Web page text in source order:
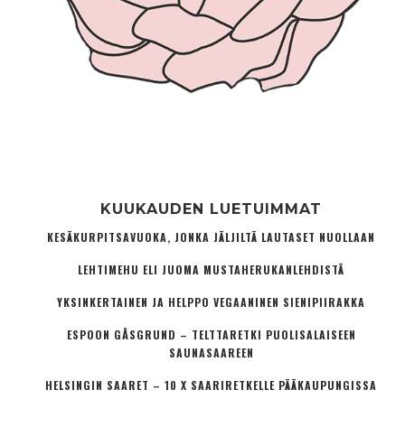
KUUKAUDEN LUETUIMMAT
KESÄKURPITSAVUOKA, JONKA JÄLJILTÄ LAUTASET NUOLLAAN
LEHTIMEHU ELI JUOMA MUSTAHERUKANLEHDISTÄ
YKSINKERTAINEN JA HELPPO VEGAANINEN SIENIPIIRAKKA
ESPOON GÅSGRUND – TELTTARETKI PUOLISALAISEEN
SAUNASAAREEN
HELSINGIN SAARET – 10 X SAARIRETKELLE PÄÄKAUPUNGISSA